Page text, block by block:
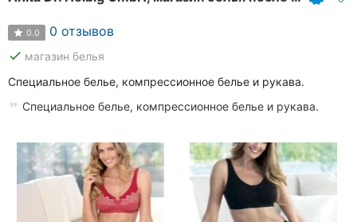
0.0 0 отзывов
done магазин белья
Специальное белье, компрессионное белье и рукава.
Специальное белье, компрессионное белье и рукава.